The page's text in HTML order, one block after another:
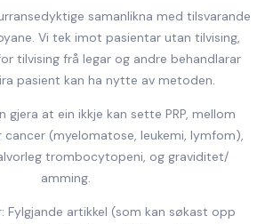
samanlikna med tilsvarande
Vi tek imot pasientar utan tilvising,
tilvising frå legar og andre behandlarar
pasient kan ha nytte av metoden.
gjera at ein ikkje kan sette PRP, mellom
cancer (myelomatose, leukemi, lymfom),
trombocytopeni, og graviditet/
amming.
Fylgjande artikkel (som kan søkast opp